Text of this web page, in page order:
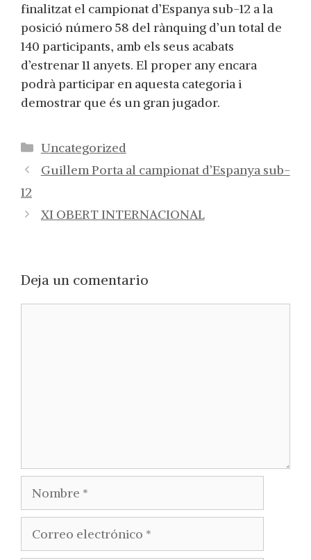
finalitzat el campionat d’Espanya sub-12 a la
posició número 58 del rànquing d’un total de
140 participants, amb els seus acabats
d’estrenar 11 anyets. El proper any encara
podrà participar en aquesta categoria i
demostrar que és un gran jugador.
Categorías
Uncategorized
Guillem Porta al campionat d’Espanya sub-
12
XI OBERT INTERNACIONAL
Deja un comentario
Nombre